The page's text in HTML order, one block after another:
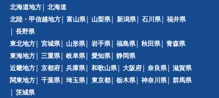
北海道地方
北海道
北陸・甲信越地方
富山県 山梨県 新潟県 石川県
福井県
長野県
東北地方
宮城県 山形県 岩手県 福島県 秋田県
青森県
東海地方
三重県 岐阜県 愛知県
静岡県
近畿地方
京都府 兵庫県 和歌山県 大阪府 奈良県
滋賀県
関東地方
千葉県 埼玉県 東京都 栃木県 神奈川県
群馬県
茨城県